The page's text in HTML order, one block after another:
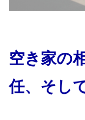
空き家の
任、そし